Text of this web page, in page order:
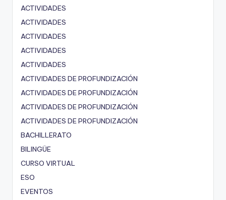
ACTIVIDADES
ACTIVIDADES
ACTIVIDADES
ACTIVIDADES
ACTIVIDADES
ACTIVIDADES DE PROFUNDIZACIÓN
ACTIVIDADES DE PROFUNDIZACIÓN
ACTIVIDADES DE PROFUNDIZACIÓN
ACTIVIDADES DE PROFUNDIZACIÓN
BACHILLERATO
BILINGÜE
CURSO VIRTUAL
ESO
EVENTOS